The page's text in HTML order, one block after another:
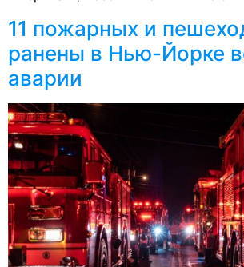
11 пожарных и
ранены в Нью-Йорке
аварии